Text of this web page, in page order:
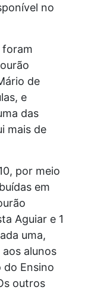
no
foram
de
e
das
mais de
por meio
em
Aguiar e 1
uma,
alunos
do Ensino
outros